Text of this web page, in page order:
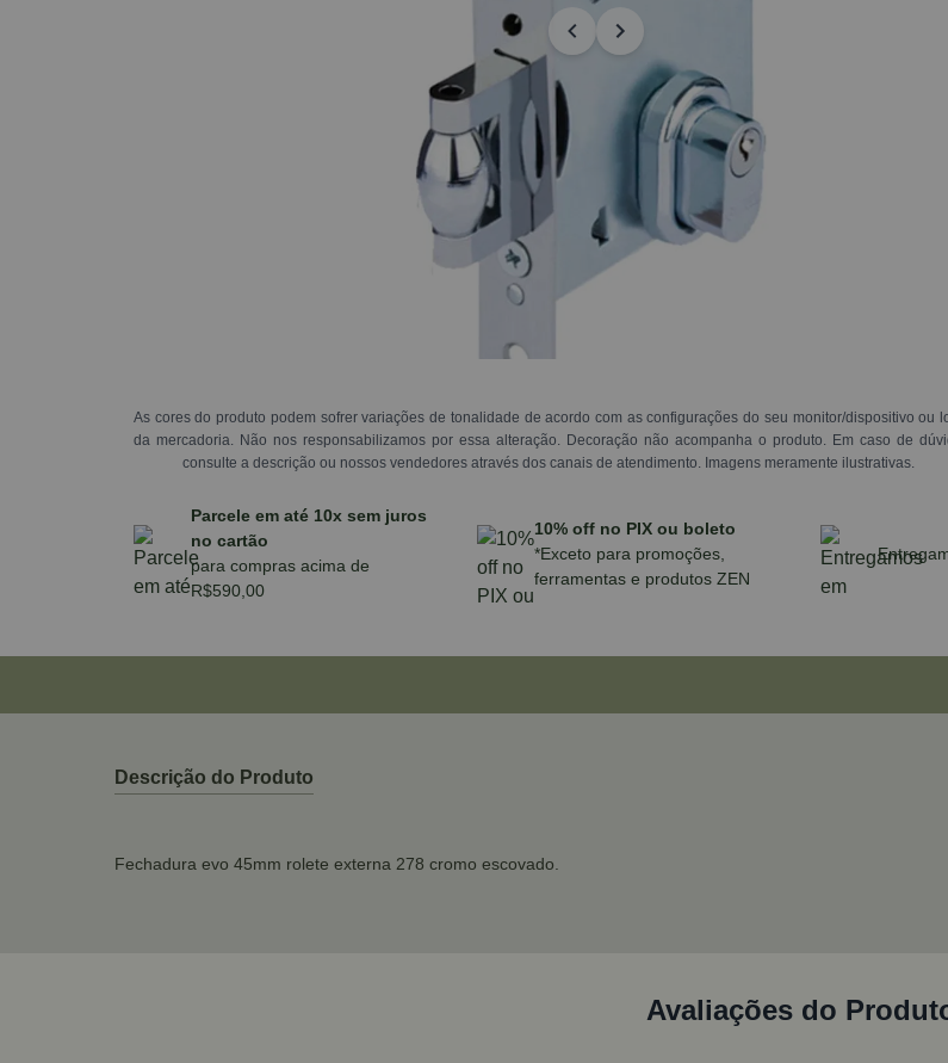
As cores do produto podem sofrer variações de tonalidade de acordo com as configurações do seu monitor/dispositivo ou
da mercadoria. Não nos responsabilizamos por essa alteração. Decoração não acompanha o produto. Em caso de
consulte a descrição ou nossos vendedores através dos canais de atendimento. Imagens meramente ilustrativas.
Parcele em até 10x sem juros
no cartão
para compras acima de
R$590,00
10% off no PIX ou boleto
*Exceto para promoções,
ferramentas e produtos ZEN
Descrição do Produto
Fechadura evo 45mm rolete externa 278 cromo escovado.
Avaliações do